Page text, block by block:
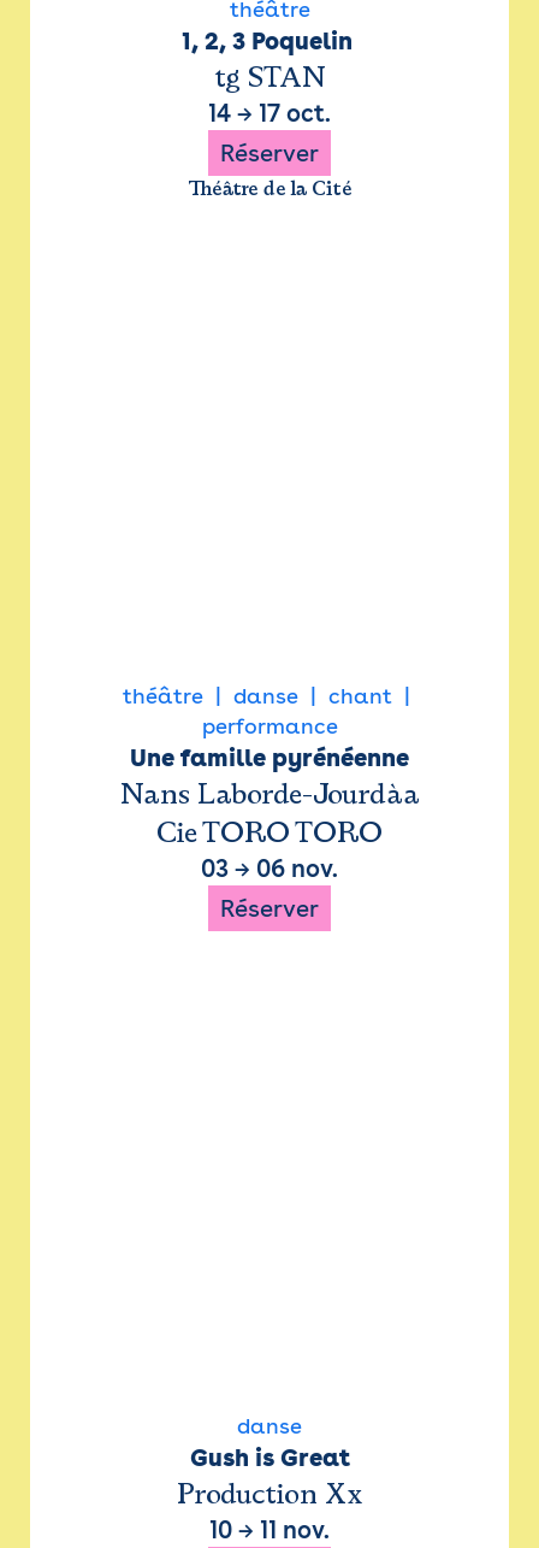
théâtre
1, 2, 3 Poquelin
tg STAN
14 → 17 oct.
Réserver
Théâtre de la Cité
théâtre danse
chant
performance
Une famille pyrénéenne
Nans Laborde-Jourdàa
Cie TORO TORO
03 → 06 nov.
Réserver
danse
Gush is Great
Production Xx
10 → 11 nov.